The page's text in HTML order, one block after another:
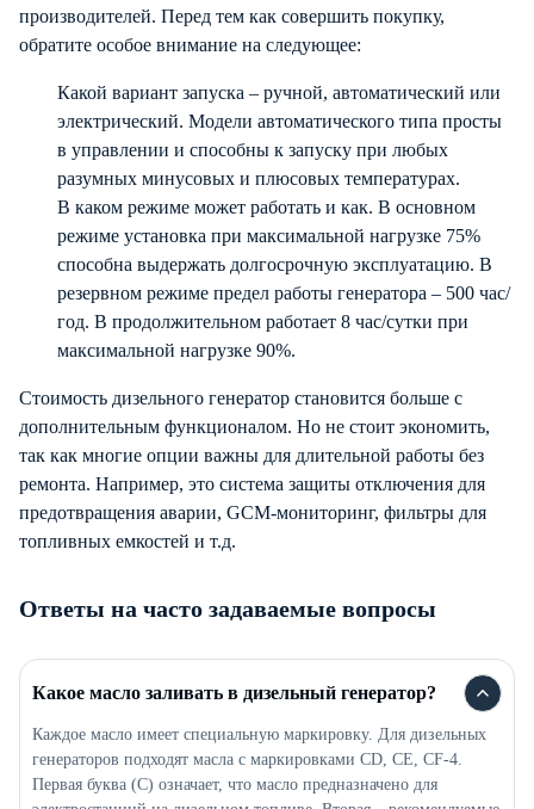
производителей. Перед тем как совершить покупку,
обратите особое внимание на следующее:
Какой вариант запуска – ручной, автоматический или
электрический. Модели автоматического типа просты
в управлении и способны к запуску при любых
разумных минусовых и плюсовых температурах.
В каком режиме может работать и как. В основном
режиме установка при максимальной нагрузке 75%
способна выдержать долгосрочную эксплуатацию. В
резервном режиме предел работы генератора – 500 час/
год. В продолжительном работает 8 час/сутки при
максимальной нагрузке 90%.
Стоимость дизельного генератор становится больше с
дополнительным функционалом. Но не стоит экономить,
так как многие опции важны для длительной работы без
ремонта. Например, это система защиты отключения для
предотвращения аварии, GCM-мониторинг, фильтры для
топливных емкостей и т.д.
Ответы на часто задаваемые вопросы
Какое масло заливать в дизельный генератор?
Каждое масло имеет специальную маркировку. Для дизельных
генераторов подходят масла с маркировками CD, CE, CF-4.
Первая буква (C) означает, что масло предназначено для